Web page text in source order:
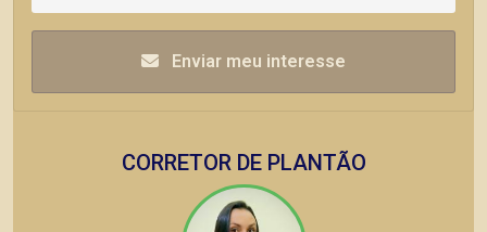
Enviar meu interesse
CORRETOR DE PLANTÃO